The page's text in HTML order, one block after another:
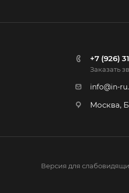
+7 (926)
Заказать
info@in-
Москва,
Версия для